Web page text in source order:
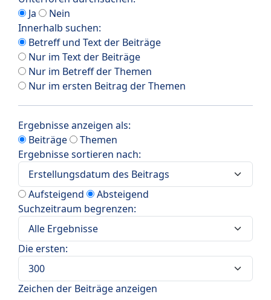
Ja
Nein
Innerhalb suchen:
Betreff und Text der Beiträge
Nur im Text der Beiträge
Nur im Betreff der Themen
Nur im ersten Beitrag der Themen
Ergebnisse anzeigen als:
Beiträge
Themen
Ergebnisse sortieren nach:
Aufsteigend
Absteigend
Suchzeitraum begrenzen:
Die ersten:
Zeichen der Beiträge anzeigen